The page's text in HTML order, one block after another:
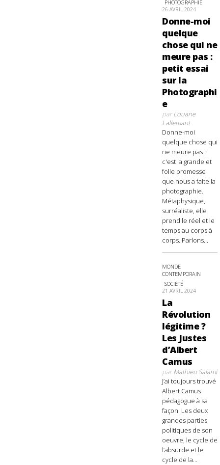
PHOTOGRAPHIE
26 AVRIL 2024
Donne-moi
quelque
chose qui ne
meure pas :
petit essai
sur la
Photographi
e
parLouane
Lallemant
Donne-moi
quelque chose qui
ne meure pas :
c'est la grande et
folle promesse
que nous a faite la
photographie.
Métaphysique,
surréaliste, elle
prend le réel et le
temps au corps à
corps. Parlons...
MONDE
CONTEMPORAIN
SOCIÉTÉ
21 AVRIL 2024
La
Révolution
légitime ?
Les Justes
d’Albert
Camus
parMathieu Salami
J’ai toujours trouvé
Albert Camus
pédagogue à sa
façon. Les deux
grandes parties
politiques de son
oeuvre, le cycle de
l’absurde et le
cycle de la...